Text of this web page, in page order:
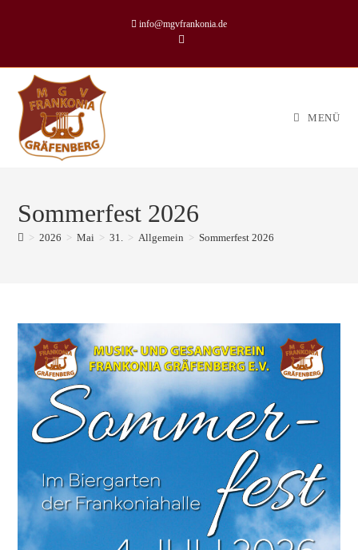
info@mgvfrankonia.de
MENÜ
Sommerfest 2026
> 2026 > Mai > 31. > Allgemein > Sommerfest 2026